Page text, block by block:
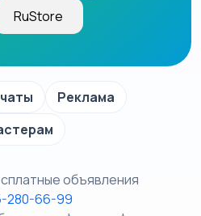
RuStore
Реклама
объявления
280-66-99